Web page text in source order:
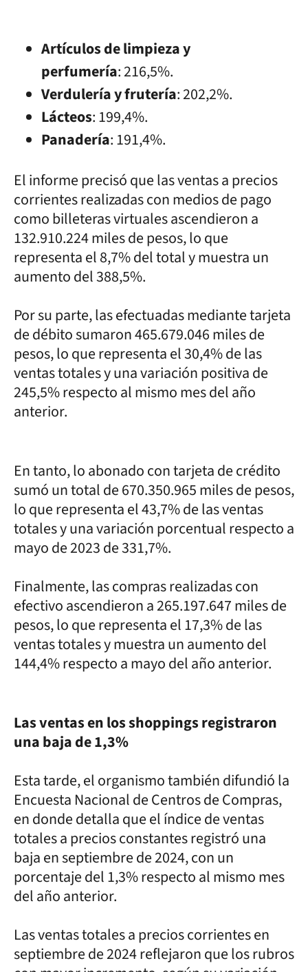
Artículos de limpieza y
perfumería: 216,5%.
Verdulería y frutería: 202,2%.
Lácteos: 199,4%.
Panadería: 191,4%.
El informe precisó que las ventas a precios
corrientes realizadas con medios de pago
como billeteras virtuales ascendieron a
132.910.224 miles de pesos, lo que
representa el 8,7% del total y muestra un
aumento del 388,5%.
Por su parte, las efectuadas mediante tarjeta
de débito sumaron 465.679.046 miles de
pesos, lo que representa el 30,4% de las
ventas totales y una variación positiva de
245,5% respecto al mismo mes del año
anterior.
En tanto, lo abonado con tarjeta de crédito
sumó un total de 670.350.965 miles de pesos,
lo que representa el 43,7% de las ventas
totales y una variación porcentual respecto a
mayo de 2023 de 331,7%.
Finalmente, las compras realizadas con
efectivo ascendieron a 265.197.647 miles de
pesos, lo que representa el 17,3% de las
ventas totales y muestra un aumento del
144,4% respecto a mayo del año anterior.
Las ventas en los shoppings registraron
una baja de 1,3%
Esta tarde, el organismo también difundió la
Encuesta Nacional de Centros de Compras,
en donde detalla que el índice de ventas
totales a precios constantes registró una
baja en septiembre de 2024, con un
porcentaje del 1,3% respecto al mismo mes
del año anterior.
Las ventas totales a precios corrientes en
septiembre de 2024 reflejaron que los rubros